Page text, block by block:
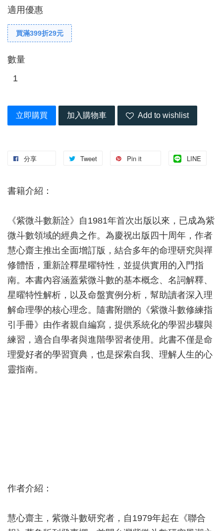
適用優惠
買滿399折29元
數量
立即購買 加入購物車 Add to wishlist
分享 Tweet Pin it LINE
書籍介紹：
《紫微斗數新詮》自1981年首次出版以來，已成為紫
微斗數領域的經典之作。為慶祝出版四十周年，作者
慧心齋主推出全面增訂版，結合多年的命理研究與禪
修體悟，重新詮釋星曜特性，並提供實用的入門指
南。本書內容涵蓋紫微斗數的基本概念、名詞解釋、
星曜特性解析，以及命盤實例分析，幫助讀者深入理
解命理學的核心理念。隨書附贈的《紫微斗數修練指
引手冊》由作者親自編寫，提供系統化的學習步驟與
練習，適合自學者與進階學習者使用。此書不僅是命
理愛好者的學習寶典，也是探索自我、理解人生的心
靈指南。
作者介紹：
慧心齋主，紫微斗數研究者，自1979年起在《聯合